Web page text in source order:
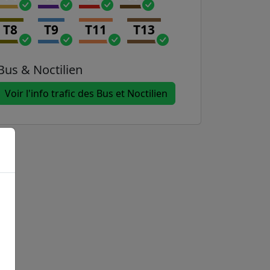
T8 T9 T11 T13
& Noctilien
Voir l'info trafic des Bus et Noctilien